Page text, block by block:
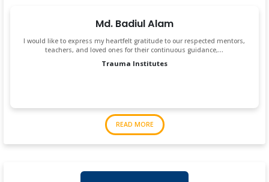
Md. Badiul Alam
I would like to express my heartfelt gratitude to our respected mentors,
teachers, and loved ones for their continuous guidance,…
Trauma Institutes
READ MORE